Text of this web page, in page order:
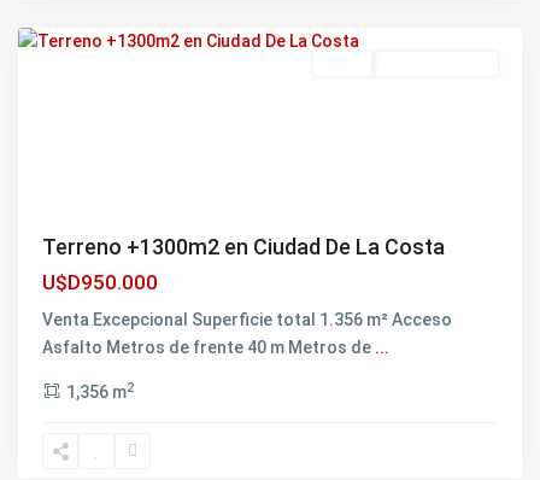
Terreno +1300m2 en Ciudad De La Costa
U$D950.000
Venta Excepcional Superficie total 1.356 m² Acceso
Asfalto Metros de frente 40 m Metros de ...
1,356 m2
Ciudad
la